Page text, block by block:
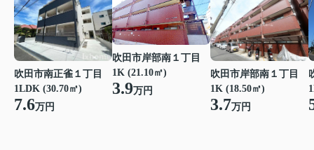
吹田市南正雀１丁目
1LDK (30.70㎡)
7.6万円
吹田市岸部南１丁目
1K (21.10㎡)
3.9万円
吹田市岸部南１丁目
1K (18.50㎡)
3.7万円